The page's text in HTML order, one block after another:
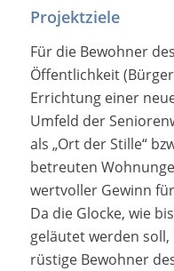
Projektziele
Für die Bewohner
Öffentlichkeit
Errichtung einer
Umfeld der
als „Ort der Stille“
betreuten
wertvoller Gewinn
Da die Glocke, wie
geläutet werden
rüstige Bewohner